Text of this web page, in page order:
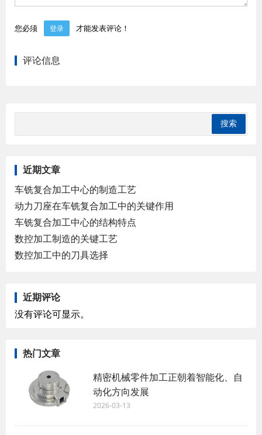
您必须 登录 才能发表评论！
评论信息
近期文章
车铣复合加工中心的制造工艺
动力刀座在车铣复合加工中的关键作用
车铣复合加工中心的结构特点
数控加工制造的关键工艺
数控加工中的刀具选择
近期评论
没有评论可显示。
热门文章
精密机械零件加工正朝着智能化、自
动化方向发展
2026-03-13